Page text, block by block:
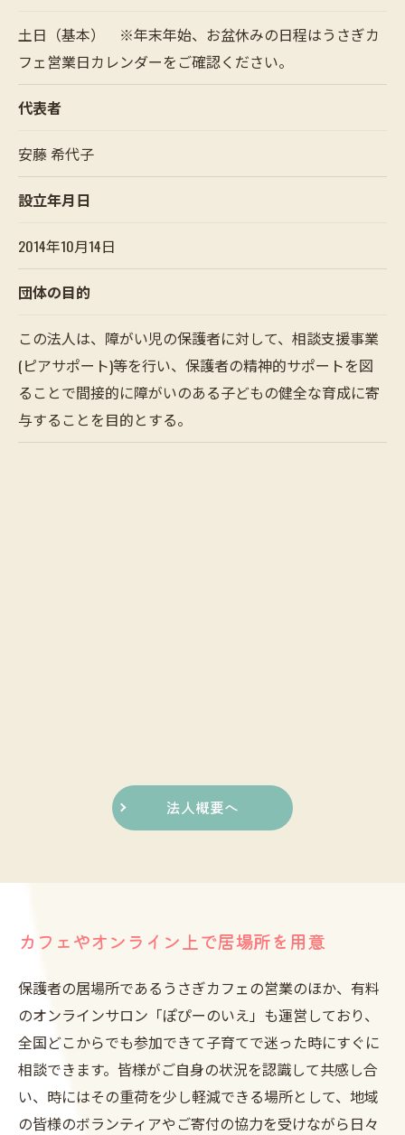
土日（基本） ※年末年始、お盆休みの日程はうさぎカ
フェ営業日カレンダーをご確認ください。
代表者
安藤 希代子
設立年月日
2014年10月14日
団体の目的
この法人は、障がい児の保護者に対して、相談支援事業
(ピアサポート)等を行い、保護者の精神的サポートを図
ることで間接的に障がいのある子どもの健全な育成に寄
与することを目的とする。
法人概要へ
カフェやオンライン上で居場所を用意
保護者の居場所であるうさぎカフェの営業のほか、有料
のオンラインサロン「ぽぴーのいえ」も運営しており、
全国どこからでも参加できて子育てで迷った時にすぐに
相談できます。皆様がご自身の状況を認識して共感し合
い、時にはその重荷を少し軽減できる場所として、地域
の皆様のボランティアやご寄付の協力を受けながら日々